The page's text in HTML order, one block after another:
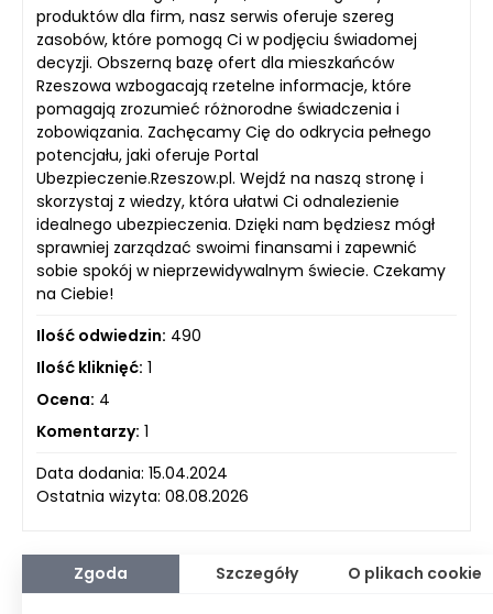
produktów dla firm, nasz serwis oferuje szereg
zasobów, które pomogą Ci w podjęciu świadomej
decyzji. Obszerną bazę ofert dla mieszkańców
Rzeszowa wzbogacają rzetelne informacje, które
pomagają zrozumieć różnorodne świadczenia i
zobowiązania. Zachęcamy Cię do odkrycia pełnego
potencjału, jaki oferuje Portal
Ubezpieczenie.Rzeszow.pl. Wejdź na naszą stronę i
skorzystaj z wiedzy, która ułatwi Ci odnalezienie
idealnego ubezpieczenia. Dzięki nam będziesz mógł
sprawniej zarządzać swoimi finansami i zapewnić
sobie spokój w nieprzewidywalnym świecie. Czekamy
na Ciebie!
Ilość odwiedzin: 490
Ilość kliknięć: 1
Ocena: 4
Komentarzy: 1
Data dodania: 15.04.2024
Ostatnia wizyta: 08.08.2026
Zgoda Szczegóły O plikach cookie